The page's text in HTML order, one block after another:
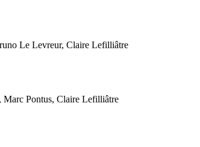
Le Levreur, Claire Lefilliâtre
Marc Pontus, Claire Lefilliâtre